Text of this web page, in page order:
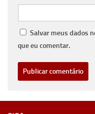
Salvar meus dados
que eu comentar.